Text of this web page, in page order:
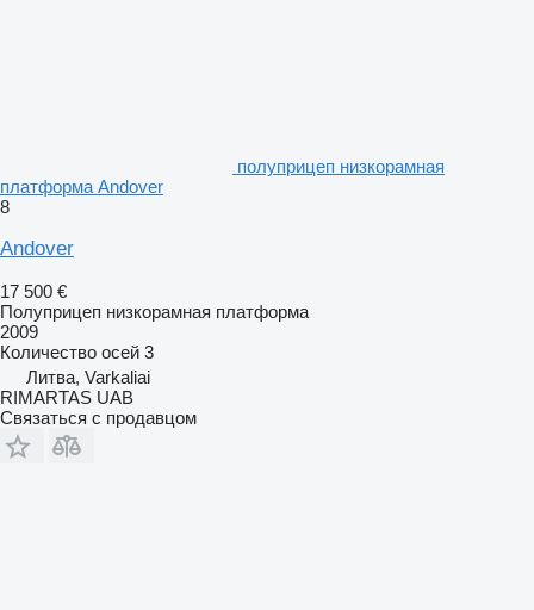
полуприцеп низкорамная
платформа Andover
8
Andover
17 500 €
Полуприцеп низкорамная платформа
2009
Количество осей 3
Литва, Varkaliai
RIMARTAS UAB
Связаться с продавцом